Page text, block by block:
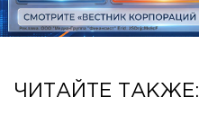
ЧИТАЙТЕ ТАКЖЕ: